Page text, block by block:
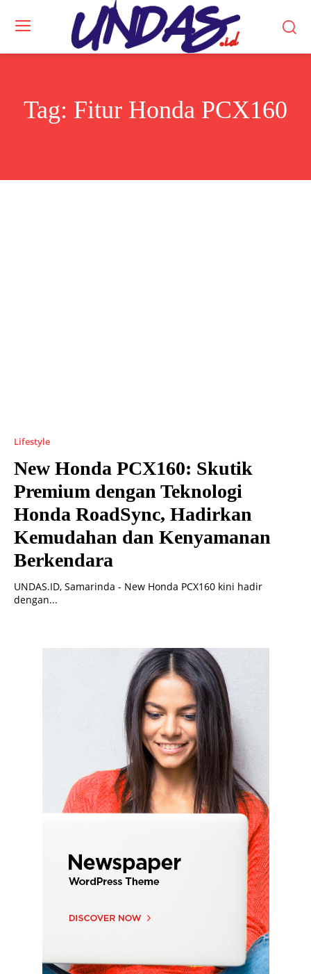
Tag: Fitur Honda PCX160
Lifestyle
New Honda PCX160: Skutik
Premium dengan Teknologi
Honda RoadSync, Hadirkan
Kemudahan dan Kenyamanan
Berkendara
UNDAS.ID, Samarinda - New Honda PCX160 kini hadir
dengan...